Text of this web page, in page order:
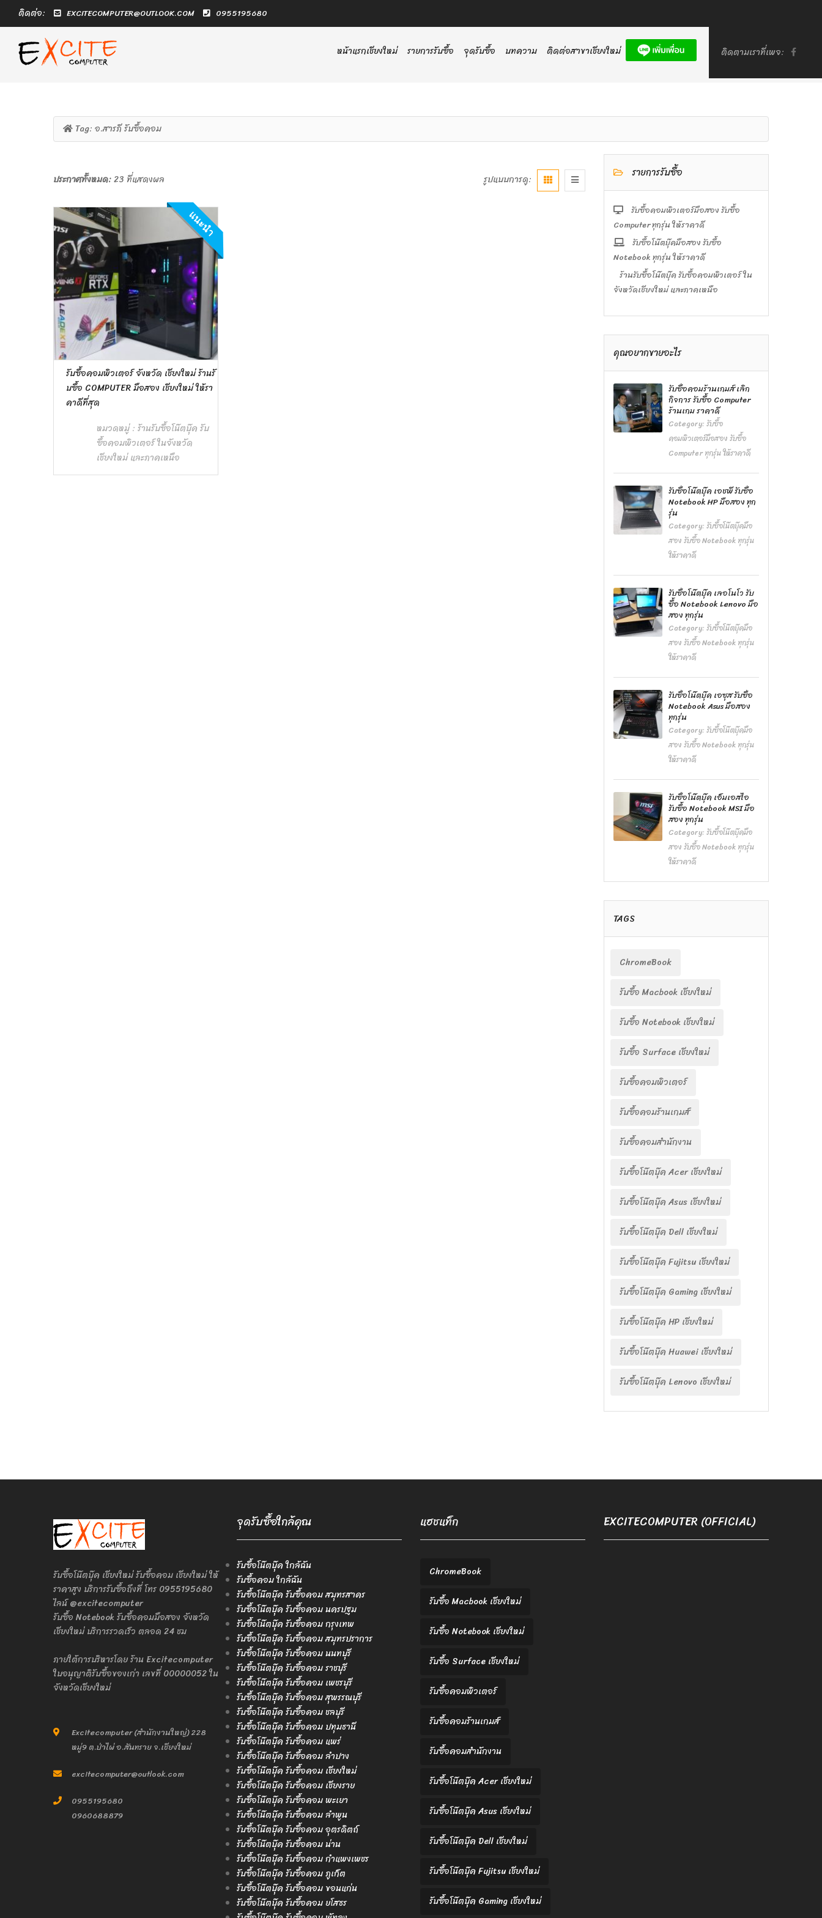
ติดต่อ: EXCITECOMPUTER@OUTLOOK.COM 0955195680
ติดตามเราที่เพจ:
หน้าแรกเชียงใหม่ รายการรับซื้อ จุดรับซื้อ บทความ ติดต่อสาขาเชียงใหม่
Tag: อ.สารภี รับซื้อคอม
ประกาศทั้งหมด:23 ที่แสดงผล รูปแบบการดู:
แนะนำ
รับซื้อคอมพิวเตอร์ จังหวัด เชียงใหม่ ร้านรั
บซื้อ COMPUTER มือสอง เชียงใหม่ ให้รา
คาดีที่สุด
หมวดหมู่ : ร้านรับซื้อโน๊ตบุ๊ค รับ
ซื้อคอมพิวเตอร์ ในจังหวัด
เชียงใหม่ และภาคเหนือ
รายการรับซื้อ
รับซื้อคอมพิวเตอร์มือสอง รับซื้อ
Computer ทุกรุ่น ให้ราคาดี
รับซื้อโน๊ตบุ๊คมือสอง รับซื้อ
Notebook ทุกรุ่น ให้ราคาดี
ร้านรับซื้อโน๊ตบุ๊ค รับซื้อคอมพิวเตอร์ ใน
จังหวัดเชียงใหม่ และภาคเหนือ
คุณอยากขายอะไร
รับซื้อคอมร้านเกมส์ เลิก
กิจการ รับซื้อ Computer
ร้านเกม ราคาดี
Category:รับซื้อ
คอมพิวเตอร์มือสอง รับซื้อ
Computer ทุกรุ่น ให้ราคาดี
รับซื้อโน๊ตบุ๊ค เอชพี รับซื้อ
Notebook HP มือสอง ทุก
รุ่น
Category:รับซื้อโน๊ตบุ๊คมือ
สอง รับซื้อ Notebook ทุกรุ่น
ให้ราคาดี
รับซื้อโน๊ตบุ๊ค เลอโนโว รับ
ซื้อ Notebook Lenovo มือ
สอง ทุกรุ่น
Category:รับซื้อโน๊ตบุ๊คมือ
สอง รับซื้อ Notebook ทุกรุ่น
ให้ราคาดี
รับซื้อโน๊ตบุ๊ค เอซุส รับซื้อ
Notebook Asus มือสอง
ทุกรุ่น
Category:รับซื้อโน๊ตบุ๊คมือ
สอง รับซื้อ Notebook ทุกรุ่น
ให้ราคาดี
รับซื้อโน๊ตบุ๊ค เอ็มเอสไอ
รับซื้อ Notebook MSI มือ
สอง ทุกรุ่น
Category:รับซื้อโน๊ตบุ๊คมือ
สอง รับซื้อ Notebook ทุกรุ่น
ให้ราคาดี
TAGS
ChromeBook
รับซื้อ Macbook เชียงใหม่
รับซื้อ Notebook เชียงใหม่
รับซื้อ Surface เชียงใหม่
รับซื้อคอมพิวเตอร์
รับซื้อคอมร้านเกมส์
รับซื้อคอมสำนักงาน
รับซื้อโน๊ตบุ๊ค Acer เชียงใหม่
รับซื้อโน๊ตบุ๊ค Asus เชียงใหม่
รับซื้อโน๊ตบุ๊ค Dell เชียงใหม่
รับซื้อโน๊ตบุ๊ค Fujitsu เชียงใหม่
รับซื้อโน๊ตบุ๊ค Gaming เชียงใหม่
รับซื้อโน๊ตบุ๊ค HP เชียงใหม่
รับซื้อโน๊ตบุ๊ค Huawei เชียงใหม่
รับซื้อโน๊ตบุ๊ค Lenovo เชียงใหม่
รับซื้อโน๊ตบุ๊ค เชียงใหม่ รับซื้อคอม เชียงใหม่ ให้
ราคาสูง บริการรับซื้อถึงที่ โทร 0955195680
ไลน์ @excitecomputer
รับซื้อ Notebook รับซื้อคอมมือสอง จังหวัด
เชียงใหม่ บริการรวดเร็ว ตลอด 24 ชม
ภายใต้การบริหารโดย ร้าน Excitecomputer
ใบอนุญาติรับซื้อของเก่า เลขที่ 00000052 ใน
จังหวัดเชียงใหม่
Excitecomputer (สำนักงานใหญ่) 228
หมู่9 ต.ป่าไผ่ อ.สันทราย จ.เชียงใหม่
excitecomputer@outlook.com
0955195680
0960688879
จุดรับซื้อใกล้คุณ
รับซื้อโน๊ตบุ๊ค ใกล้ฉัน
รับซื้อคอม ใกล้ฉัน
รับซื้อโน๊ตบุ๊ค รับซื้อคอม สมุทรสาคร
รับซื้อโน๊ตบุ๊ค รับซื้อคอม นครปฐม
รับซื้อโน๊ตบุ๊ค รับซื้อคอม กรุงเทพ
รับซื้อโน๊ตบุ๊ค รับซื้อคอม สมุทรปราการ
รับซื้อโน๊ตบุ๊ค รับซื้อคอม นนทบุรี
รับซื้อโน๊ตบุ๊ค รับซื้อคอม ราชบุรี
รับซื้อโน๊ตบุ๊ค รับซื้อคอม เพชรบุรี
รับซื้อโน๊ตบุ๊ค รับซื้อคอม สุพรรณบุรี
รับซื้อโน๊ตบุ๊ค รับซื้อคอม ชลบุรี
รับซื้อโน๊ตบุ๊ค รับซื้อคอม ปทุมธานี
รับซื้อโน๊ตบุ๊ค รับซื้อคอม แพร่
รับซื้อโน๊ตบุ๊ค รับซื้อคอม ลำปาง
รับซื้อโน๊ตบุ๊ค รับซื้อคอม เชียงใหม่
รับซื้อโน๊ตบุ๊ค รับซื้อคอม เชียงราย
รับซื้อโน๊ตบุ๊ค รับซื้อคอม พะเยา
รับซื้อโน๊ตบุ๊ค รับซื้อคอม ลำพูน
รับซื้อโน๊ตบุ๊ค รับซื้อคอม อุตรดิตถ์
รับซื้อโน๊ตบุ๊ค รับซื้อคอม น่าน
รับซื้อโน๊ตบุ๊ค รับซื้อคอม กำแพงเพชร
รับซื้อโน๊ตบุ๊ค รับซื้อคอม ภูเก็ต
รับซื้อโน๊ตบุ๊ค รับซื้อคอม ขอนแก่น
รับซื้อโน๊ตบุ๊ค รับซื้อคอม ยโสธร
แฮชแท็ก
ChromeBook
รับซื้อ Macbook เชียงใหม่
รับซื้อ Notebook เชียงใหม่
รับซื้อ Surface เชียงใหม่
รับซื้อคอมพิวเตอร์
รับซื้อคอมร้านเกมส์
รับซื้อคอมสำนักงาน
รับซื้อโน๊ตบุ๊ค Acer เชียงใหม่
รับซื้อโน๊ตบุ๊ค Asus เชียงใหม่
รับซื้อโน๊ตบุ๊ค Dell เชียงใหม่
รับซื้อโน๊ตบุ๊ค Fujitsu เชียงใหม่
รับซื้อโน๊ตบุ๊ค Gaming เชียงใหม่
EXCITECOMPUTER (OFFICIAL)